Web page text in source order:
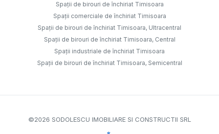
Spații de birouri de închiriat Timisoara
Spații comerciale de închiriat Timisoara
Spații de birouri de închiriat Timisoara, Ultracentral
Spații de birouri de închiriat Timisoara, Central
Spații industriale de închiriat Timisoara
Spații de birouri de închiriat Timisoara, Semicentral
©2026 SODOLESCU IMOBILIARE SI CONSTRUCTII SRL